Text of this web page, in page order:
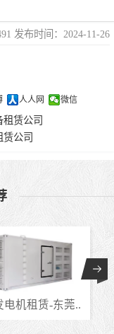
发布时间：2024-11-26
人人网 微信
赁公司
公司
电机租赁-东莞..